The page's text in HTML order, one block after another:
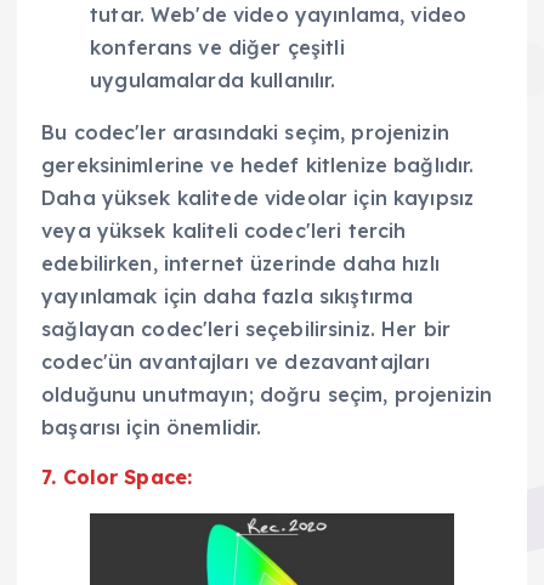
tutar. Web'de video yayınlama, video
konferans ve diğer çeşitli
uygulamalarda kullanılır.
Bu codec'ler arasındaki seçim, projenizin
gereksinimlerine ve hedef kitlenize bağlıdır.
Daha yüksek kalitede videolar için kayıpsız
veya yüksek kaliteli codec'leri tercih
edebilirken, internet üzerinde daha hızlı
yayınlamak için daha fazla sıkıştırma
sağlayan codec'leri seçebilirsiniz. Her bir
codec'ün avantajları ve dezavantajları
olduğunu unutmayın; doğru seçim, projenizin
başarısı için önemlidir.
7. Color Space: